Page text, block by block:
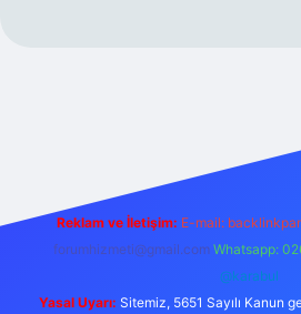
Reklam ve İletişim: E-mail:
forumhizmeti@gmail.com Whatsapp:
@karabul
Yasal Uyarı: Sitemiz, 5651 Sayılı Kanun